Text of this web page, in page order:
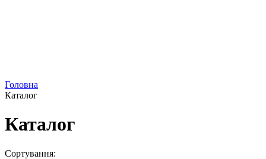
Головна
Каталог
Каталог
Сортування: